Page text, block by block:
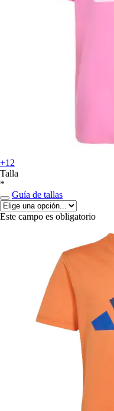
+12
Talla
*
Guía de tallas
Este campo es obligatorio